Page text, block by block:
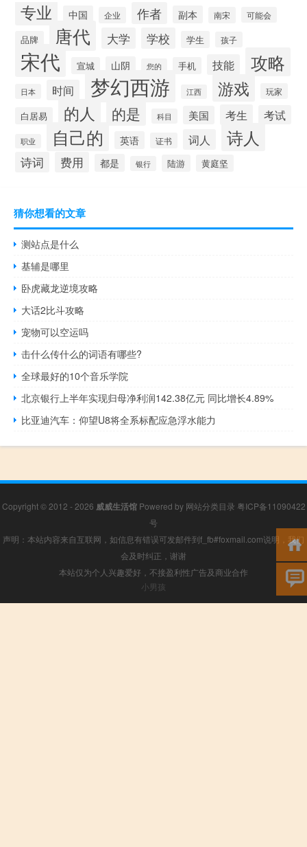
专业 中国 企业 作者 副本 南宋 可能会
品牌 唐代 大学 学校 学生 孩子
宋代 宣城 山阴 您的 手机 技能 攻略
日本 时间 梦幻西游 江西 游戏 玩家
白居易 的人 的是 科目 美国 考生 考试
职业 自己的 英语 证书 词人 诗人
诗词 费用 都是 银行 陆游 黄庭坚
猜你想看的文章
测站点是什么
基辅是哪里
卧虎藏龙逆境攻略
大话2比斗攻略
宠物可以空运吗
击什么传什么的词语有哪些?
全球最好的10个音乐学院
北京银行上半年实现归母净利润142.38亿元 同比增长4.89%
比亚迪汽车：仰望U8将全系标配应急浮水能力
Copyright © 2012 - 2026 威威生活馆Powered by 网站分类目录 粤ICP备11090422
号
声明：本站内容来自互联网，如信息有错误可发邮件到f_fb#foxmail.com说明，我们
会及时纠正，谢谢
本站仅为个人兴趣爱好，不接盈利性广告及商业合作
小男孩